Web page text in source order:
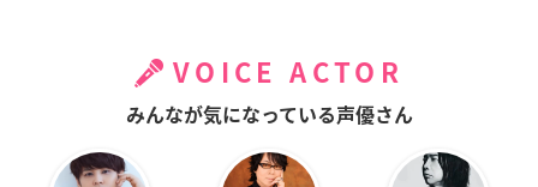
VOICE ACTOR
みんなが気になっている声優さん